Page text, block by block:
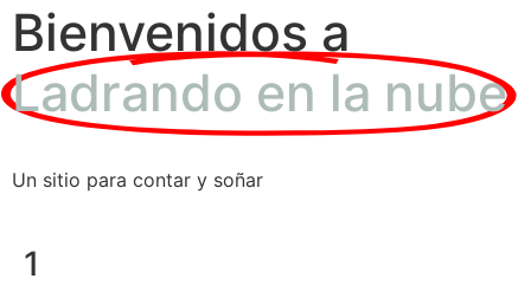
Bienvenidos a
Ladrando en la nube
Un sitio para contar y soñar
1